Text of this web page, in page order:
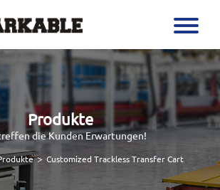
Produkte
die Kunden Erwartungen!
> Customized Trackless Transfer Cart